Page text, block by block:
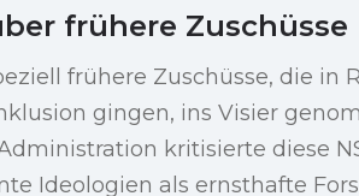
frühere Zuschüsse
frühere Zuschüsse, die
gingen, ins Visier
kritisierte diese
Ideologien als ernsthafte